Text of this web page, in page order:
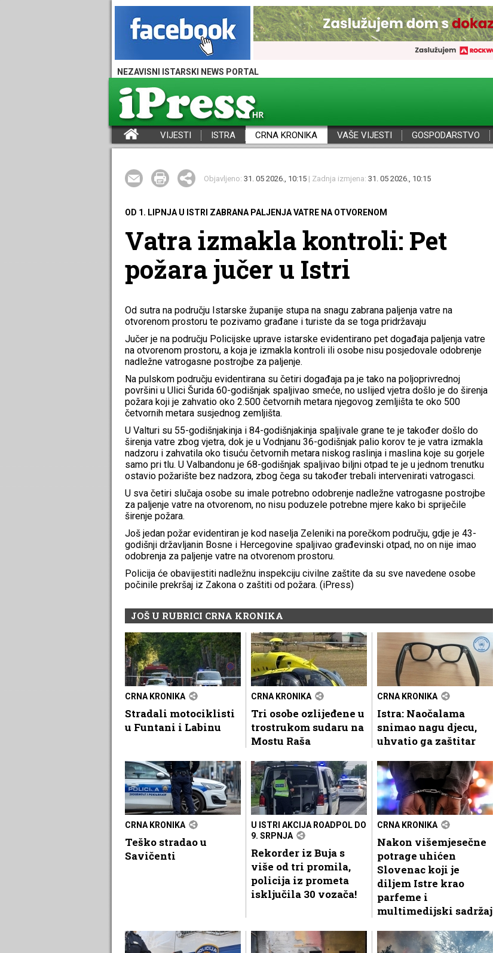
NEZAVISNI ISTARSKI NEWS PORTAL
VIJESTI ISTRA CRNA KRONIKA VAŠE VIJESTI GOSPODARSTVO
Objavljeno: 31. 05 2026., 10:15 | Zadnja izmjena: 31. 05 2026., 10:15
OD 1. LIPNJA U ISTRI ZABRANA PALJENJA VATRE NA OTVORENOM
Vatra izmakla kontroli: Pet
požara jučer u Istri
Od sutra na području Istarske županije stupa na snagu zabrana paljenja vatre na
otvorenom prostoru te pozivamo građane i turiste da se toga pridržavaju
Jučer je na području Policijske uprave istarske evidentirano pet događaja paljenja vatre
na otvorenom prostoru, a koja je izmakla kontroli ili osobe nisu posjedovale odobrenje
nadležne vatrogasne postrojbe za paljenje.
Na pulskom području evidentirana su četiri događaja pa je tako na poljoprivrednoj
površini u Ulici Šurida 60-godišnjak spaljivao smeće, no uslijed vjetra došlo je do širenja
požara koji je zahvatio oko 2.500 četvornih metara njegovog zemljišta te oko 500
četvornih metara susjednog zemljišta.
U Valturi su 55-godišnjakinja i 84-godišnjakinja spaljivale grane te je također došlo do
širenja vatre zbog vjetra, dok je u Vodnjanu 36-godišnjak palio korov te je vatra izmakla
nadzoru i zahvatila oko tisuću četvornih metara niskog raslinja i maslina koje su gorjele
samo pri tlu. U Valbandonu je 68-godišnjak spaljivao biljni otpad te je u jednom trenutku
ostavio požarište bez nadzora, zbog čega su također trebali intervenirati vatrogasci.
U sva četiri slučaja osobe su imale potrebno odobrenje nadležne vatrogasne postrojbe
za paljenje vatre na otvorenom, no nisu poduzele potrebne mjere kako bi spriječile
širenje požara.
Još jedan požar evidentiran je kod naselja Zeleniki na porečkom području, gdje je 43-
godišnji državljanin Bosne i Hercegovine spaljivao građevinski otpad, no on nije imao
odobrenja za paljenje vatre na otvorenom prostoru.
Policija će obavijestiti nadležnu inspekciju civilne zaštite da su sve navedene osobe
počinile prekršaj iz Zakona o zaštiti od požara. (iPress)
JOŠ U RUBRICI CRNA KRONIKA
CRNA KRONIKA
Stradali motociklisti
u Funtani i Labinu
CRNA KRONIKA
Tri osobe ozlijeđene u
trostrukom sudaru na
Mostu Raša
CRNA KRONIKA
Istra: Naočalama
snimao nagu djecu,
uhvatio ga zaštitar
CRNA KRONIKA
Teško stradao u
Savičenti
U ISTRI AKCIJA ROADPOL DO
9. SRPNJA
Rekorder iz Buja s
više od tri promila,
policija iz prometa
isključila 30 vozača!
CRNA KRONIKA
Nakon višemjesečne
potrage uhićen
Slovenac koji je
diljem Istre krao
parfeme i
multimedijski sadržaj